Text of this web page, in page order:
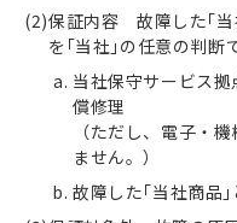
保証内容 故障した｢当
を｢当社｣の任意の判断
当社保守サービス
償修理
（ただし、電子・
ません。）
故障した｢当社商品